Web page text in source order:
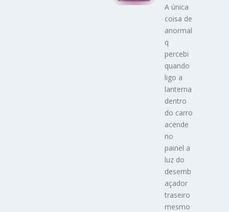
A única
coisa de
anormal
q
percebi
quando
ligo a
lanterna
dentro
do carro
acende
no
painel a
luz do
desemb
açador
traseiro
mesmo